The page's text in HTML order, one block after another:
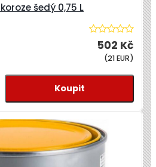
šedý 0,75 L
502 Kč
(21 EUR)